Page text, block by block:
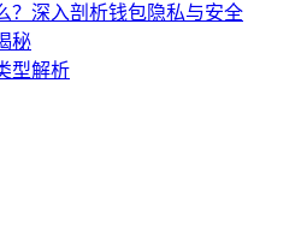
？深入剖析钱包隐私与安全
秘
型解析